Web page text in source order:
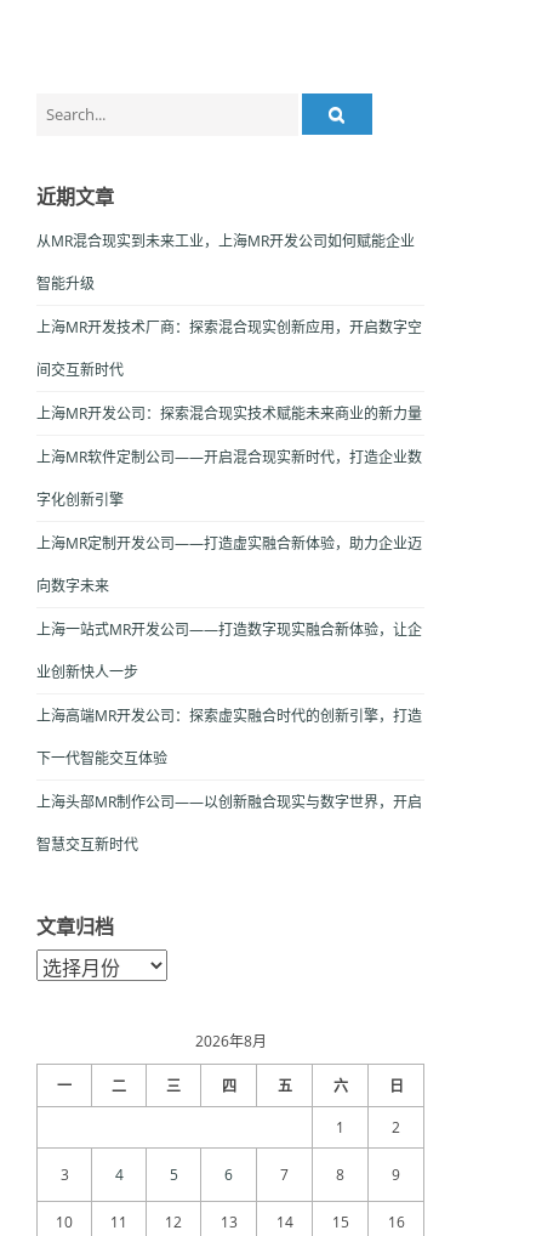
for:
近期文章
从MR混合现实到未来工业，上海MR开发公司如何赋能企业
智能升级
上海MR开发技术厂商：探索混合现实创新应用，开启数字空
间交互新时代
上海MR开发公司：探索混合现实技术赋能未来商业的新力量
上海MR软件定制公司——开启混合现实新时代，打造企业数
字化创新引擎
上海MR定制开发公司——打造虚实融合新体验，助力企业迈
向数字未来
上海一站式MR开发公司——打造数字现实融合新体验，让企
业创新快人一步
上海高端MR开发公司：探索虚实融合时代的创新引擎，打造
下一代智能交互体验
上海头部MR制作公司——以创新融合现实与数字世界，开启
智慧交互新时代
文章归档
文
章
2026年8月
一 二 三 四 五 六 日
1 2
3 4 5 6 7 8 9
10 11 12 13 14 15
16